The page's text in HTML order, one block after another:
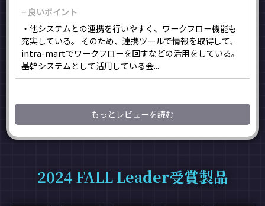
− 良いポイント
・他システムとの連携を行いやすく、ワークフロー機能も
充実している。 そのため、連携ツールで情報を取得して、
intra-martでワークフローを回すなどの活用をしている。
基幹システムとして活用している会...
もっとレビューを読む
2024 FALL Leader受賞製品